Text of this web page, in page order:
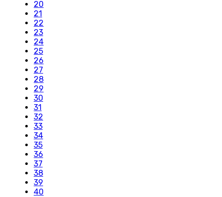
20
21
22
23
24
25
26
27
28
29
30
31
32
33
34
35
36
37
38
39
40